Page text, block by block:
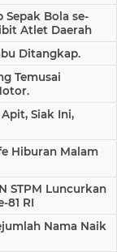
Sepak Bola se-
Atlet Daerah
Ditangkap.
Temusai
Siak Ini,
Hiburan Malam
STPM Luncurkan
81 RI
Nama Naik